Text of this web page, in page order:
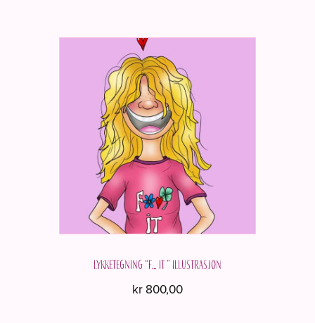
Lykketegning “F… it ” Illustrasjon
kr 800,00